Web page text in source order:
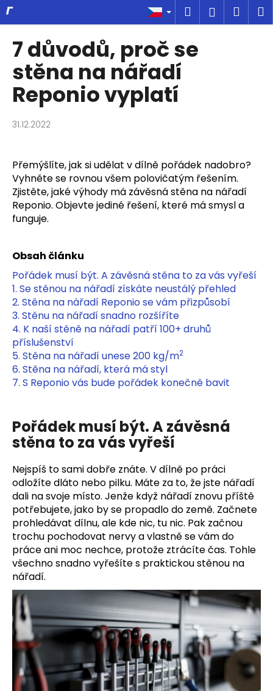
Přejít
na
obsah
Hledat
7 důvodů, proč se
stěna na nářadí
Reponio vyplatí
31.12.2022
Přemýšlíte, jak si udělat v dílně pořádek nadobro?
Vyhněte se rovnou všem polovičatým řešením.
Zjistěte, jaké výhody má závěsná stěna na nářadí
Reponio. Objevte jediné řešení, které má smysl a
funguje.
Obsah článku
Pořádek musí být. A závěsná stěna to za vás vyřeší
1. Se stěnou na nářadí získáte neustálý přehled
2. Stěna na nářadí Reponio se vám přizpůsobí
3. Stěnu na nářadí snadno rozšíříte
4. K naší stěně na nářadí patří 100+ druhů
příslušenství
5. Stěna na nářadí unese 200 kg/m2
6. Stěna na nářadí, která má styl
7. S Reponio vás bude pořádek konečně bavit
Pořádek musí být. A závěsná
stěna to za vás vyřeší
Nejspíš to sami dobře znáte. V dílně po práci
odložíte dláto nebo pilku. Máte za to, že jste nářadí
dali na svoje místo. Jenže když nářadí znovu příště
potřebujete, jako by se propadlo do země. Začnete
prohledávat dílnu, ale kde nic, tu nic. Pak začnou
trochu pochodovat nervy a vlastně se vám do
práce ani moc nechce, protože ztrácíte čas. Tohle
všechno snadno vyřešíte s praktickou stěnou na
nářadí.
K
o
C
o
p
t
e
b
u
j
e
e
n
a
j
í
t
?
D
o
p
o
r
u
č
u
j
e
m
e
HÁK
HAMO
PRO
10